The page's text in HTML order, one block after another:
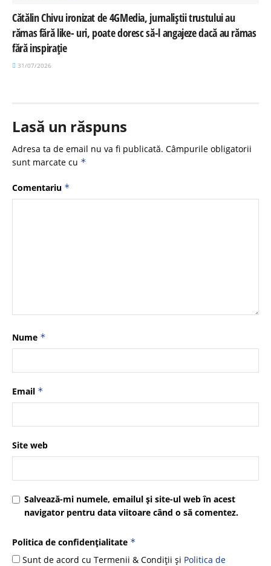
Cătălin Chivu ironizat de 4GMedia, jurnaliștii trustului au
rămas fără like- uri, poate doresc să-l angajeze dacă au rămas
fără inspirație
31/07/2026
Lasă un răspuns
Adresa ta de email nu va fi publicată. Câmpurile obligatorii
sunt marcate cu *
Comentariu *
Nume *
Email *
Site web
Salvează-mi numele, emailul și site-ul web în acest
navigator pentru data viitoare când o să comentez.
Politica de confidențialitate *
Sunt de acord cu Termenii & Condiții și Politica de